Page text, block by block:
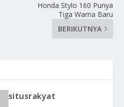
Honda Stylo 160 Punya
Tiga Warna Baru
BERIKUTNYA
situsrakyat